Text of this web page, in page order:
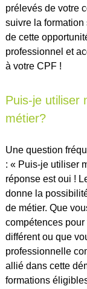
prélevés de votre
suivre la formation
de cette
professionnel et
à votre CPF !
Puis-je utiliser
métier?
Une question
: « Puis-je utiliser
réponse est oui !
donne la
de métier. Que
compétences pour
différent ou que
professionnelle
allié dans cette
formations